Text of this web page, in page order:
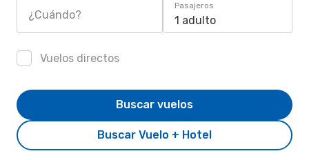
¿Cuándo?
Pasajeros
1 adulto
Vuelos directos
Buscar Vuelo + Hotel
Buscar vuelos